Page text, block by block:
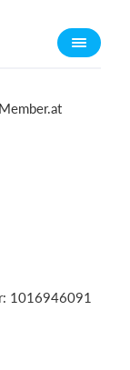
1016946091